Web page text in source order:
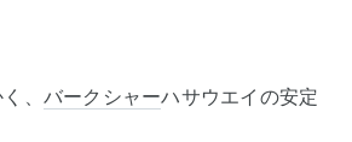
、 バークシャーハサウエイの安定